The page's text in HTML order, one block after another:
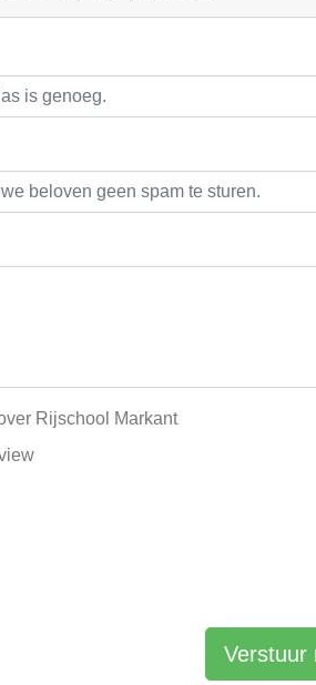
Rijschool Markant
Verstuur